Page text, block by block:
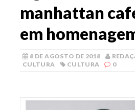
manhattan
em
8 DE AGOSTO DE 2018
CULTURA
CULTURA 0